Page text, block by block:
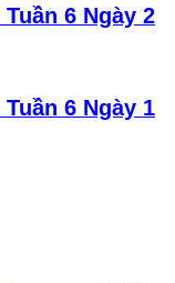
6 Ngày 2
6 Ngày 1